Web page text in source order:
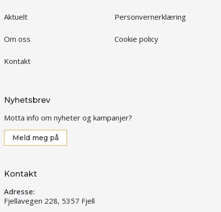
Aktuelt
Om oss
Kontakt
Personvernerklæring
Cookie policy
Nyhetsbrev
Motta info om nyheter og kampanjer?
Meld meg på
Kontakt
Adresse:
Fjellavegen 228, 5357 Fjell